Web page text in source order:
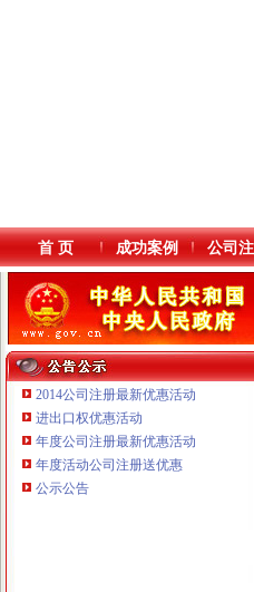
本站导航
首 页 成功案例 公司
2014公司注册最新优惠活动
进出口权优惠活动
年度公司注册最新优惠活动
年度活动公司注册送优惠
公示公告
重庆鸽牌电线电缆有限公司 渝北10010
重庆傲志众达投资咨询有限责任公司